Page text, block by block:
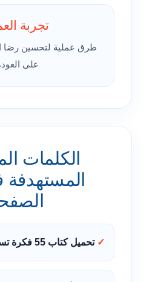
تجربة
طرق عملية لتحسين رضا
على
الكلمات
تحميل كتاب 55 فكرة تسويقية PDF